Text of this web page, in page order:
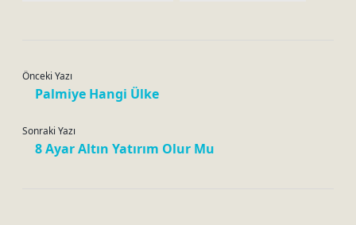
Önceki Yazı
Palmiye Hangi Ülke
Sonraki Yazı
8 Ayar Altın Yatırım Olur Mu